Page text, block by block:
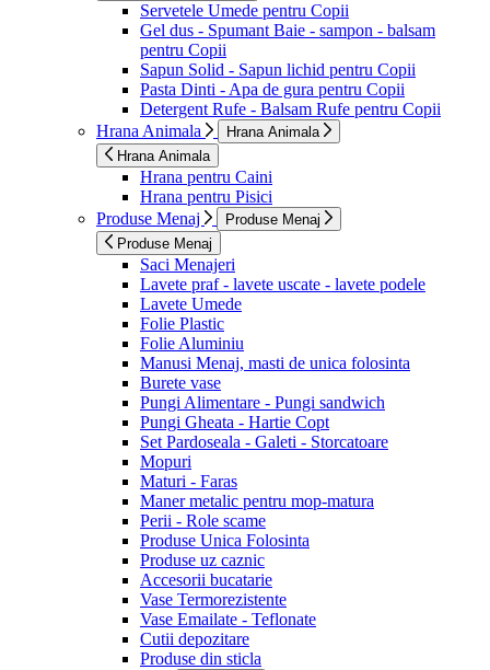
Servetele Umede pentru Copii
Gel dus - Spumant Baie - sampon - balsam
pentru Copii
Sapun Solid - Sapun lichid pentru Copii
Pasta Dinti - Apa de gura pentru Copii
Detergent Rufe - Balsam Rufe pentru Copii
Hrana Animala
Hrana Animala
Hrana Animala
Hrana pentru Caini
Hrana pentru Pisici
Produse Menaj
Produse Menaj
Produse Menaj
Saci Menajeri
Lavete praf - lavete uscate - lavete podele
Lavete Umede
Folie Plastic
Folie Aluminiu
Manusi Menaj, masti de unica folosinta
Burete vase
Pungi Alimentare - Pungi sandwich
Pungi Gheata - Hartie Copt
Set Pardoseala - Galeti - Storcatoare
Mopuri
Maturi - Faras
Maner metalic pentru mop-matura
Perii - Role scame
Produse Unica Folosinta
Produse uz caznic
Accesorii bucatarie
Vase Termorezistente
Vase Emailate - Teflonate
Cutii depozitare
Produse din sticla